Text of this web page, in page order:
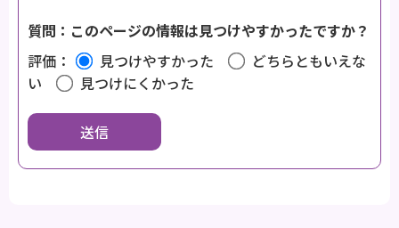
質問：このページの情報は見つけやすかったですか？
評価：
見つけやすかった
どちらともいえな
い
見つけにくかった